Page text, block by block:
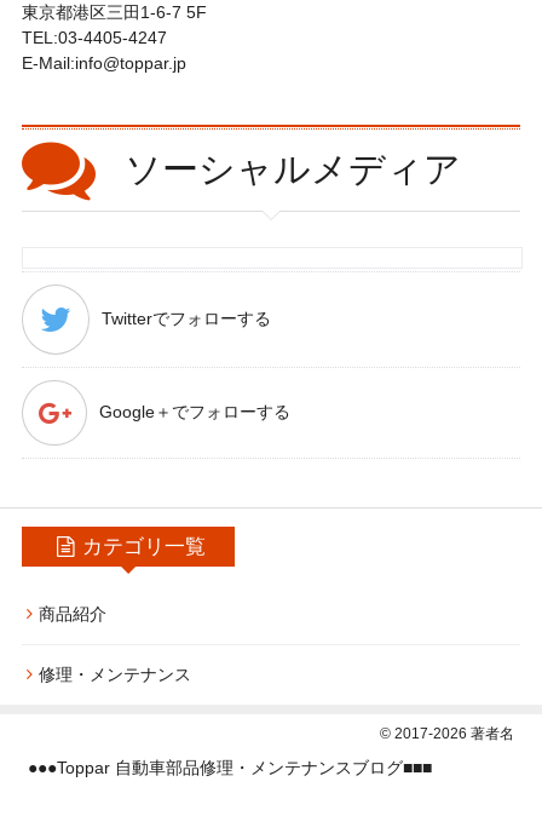
東京都港区三田1-6-7 5F
TEL:03-4405-4247
E-Mail:info@toppar.jp
ソーシャル メディア
Twitterでフォローする
Google＋でフォローする
カテゴリ一覧
商品紹介
修理・メンテナンス
© 2017-2026 著者名
●●●Toppar 自動車部品修理・メンテナンスブログ■■■